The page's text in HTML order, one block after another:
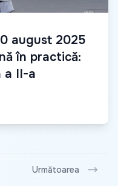
august 2025
în practică:
a II-a
Următoarea